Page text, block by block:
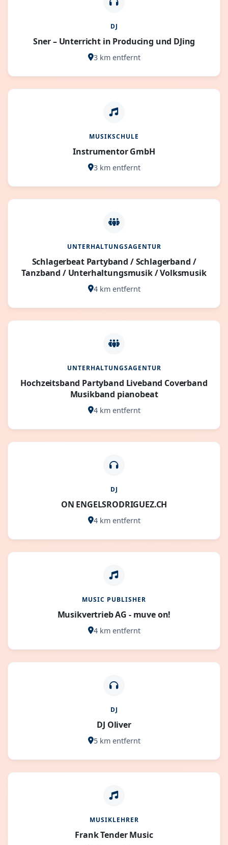
DJ
Sner – Unterricht in Producing und DJing
3 km entfernt
MUSIKSCHULE
Instrumentor GmbH
3 km entfernt
UNTERHALTUNGSAGENTUR
Schlagerbeat Partyband / Schlagerband /
Tanzband / Unterhaltungsmusik / Volksmusik
4 km entfernt
UNTERHALTUNGSAGENTUR
Hochzeitsband Partyband Liveband Coverband
Musikband pianobeat
4 km entfernt
DJ
ON ENGELSRODRIGUEZ.CH
4 km entfernt
MUSIC PUBLISHER
Musikvertrieb AG - muve on!
4 km entfernt
DJ
DJ Oliver
5 km entfernt
MUSIKLEHRER
Frank Tender Music